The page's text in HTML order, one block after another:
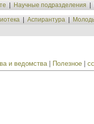
Научные подразделения
Аспирантура
и ведомства | Полезное |